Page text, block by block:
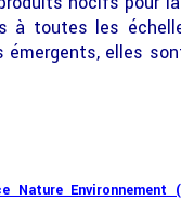
à toutes les
émergents, elles
Nature Environnement